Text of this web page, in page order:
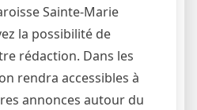
Sainte-Marie
la possibilité de
rédaction. Dans les
rendra accessibles à
annonces autour du